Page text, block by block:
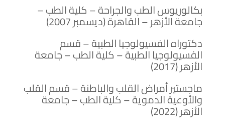
بكالوريوس الطب والجراحة – كلية الطب –
جامعة الأزهر – القاهرة (ديسمبر 2007)
دكتوراه الفسيولوجيا الطبية – قسم
الفسيولوجيا الطبية – كلية الطب – جامعة
الأزهر (2017)
ماجستير أمراض القلب والباطنة – قسم القلب
والأوعية الدموية – كلية الطب – جامعة
الأزهر (2022)